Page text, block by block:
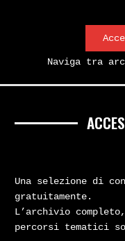
Naviga tra
Una selezione di
gratuitamente.
L’archivio
percorsi tematici